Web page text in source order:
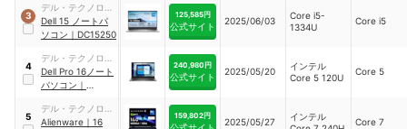
3
デル・テクノロジ
ーズ
Dell 15 ノートパ
ソコン ｜ DC15250
125,585円
公式サイト 2025/06/03
Core i5-
1334U
Core i5
4
デル・テクノロジ
ーズ
Dell Pro 16ノート
パソコン ｜
240,980円
公式サイト 2025/05/20
インテル
Core 5 120U
Core 5
5
デル・テクノロジ
ーズ
Alienware ｜ 16
159,802円
2025/05/27
インテル
Core 7